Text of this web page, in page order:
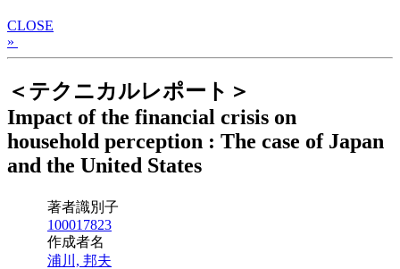
CLOSE
»
＜テクニカルレポート＞
Impact of the financial crisis on
household perception : The case of Japan
and the United States
著者識別子
100017823
作成者名
浦川, 邦夫